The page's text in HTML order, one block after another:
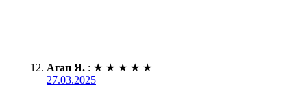
Агап Я. : ★ ★ ★ ★ ★
27.03.2025